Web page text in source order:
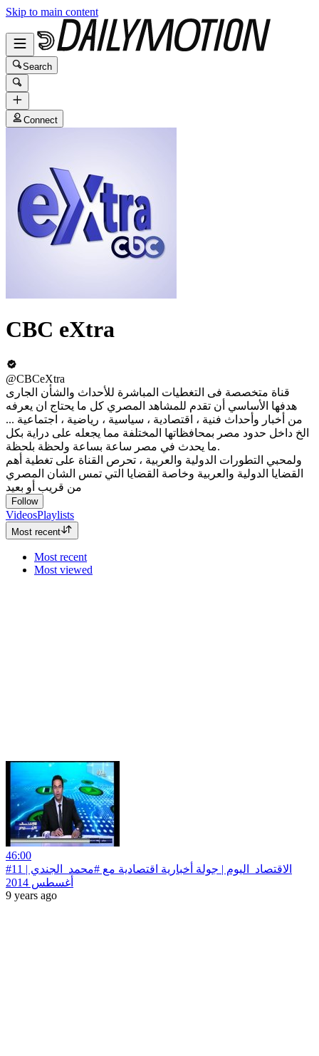
Skip to main content
Search
Connect
CBC eXtra
@CBCeXtra
قناة متخصصة فى التغطيات المباشرة للأحداث والشأن الجارى
هدفها الأساسي أن تقدم للمشاهد المصري كل ما يحتاج ان يعرفه
من أخبار وأحداث فنية ، اقتصادية ، سياسية ، رياضية ، اجتماعية ...
الخ داخل حدود مصر بمحافظاتها المختلفة مما يجعله على دراية بكل
ما يحدث في مصر ساعة بساعة ولحظة بلحظة.
ولمحبي التطورات الدولية والعربية ، تحرص القناة على تغطية أهم
القضايا الدولية والعربية وخاصة القضايا التي تمس الشان المصري
من قريب أو بعيد
Follow
VideosPlaylists
Most recent
Most recent
Most viewed
46:00
#الاقتصاد_اليوم | جولة أخبارية اقتصادية مع #محمد_الجندي | 11
أغسطس 2014
9 years ago